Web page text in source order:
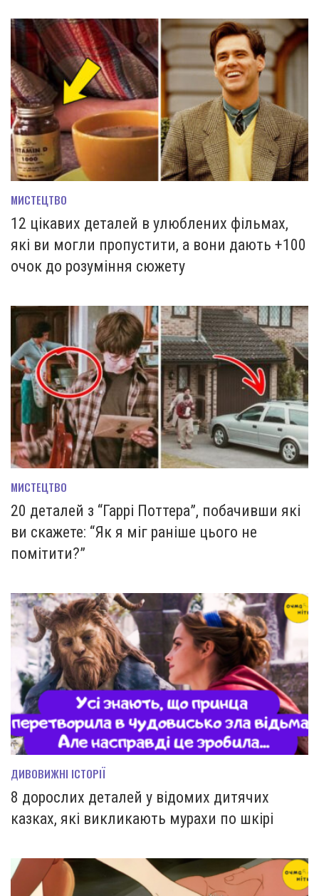
МИСТЕЦТВО
12 цікавих деталей в улюблених фільмах,
які ви могли пропустити, а вони дають +100
очок до розуміння сюжету
МИСТЕЦТВО
20 деталей з “Гаррі Поттера”, побачивши які
ви скажете: “Як я міг раніше цього не
помітити?”
ДИВОВИЖНІ ІСТОРІЇ
8 дорослих деталей у відомих дитячих
казках, які викликають мурахи по шкірі